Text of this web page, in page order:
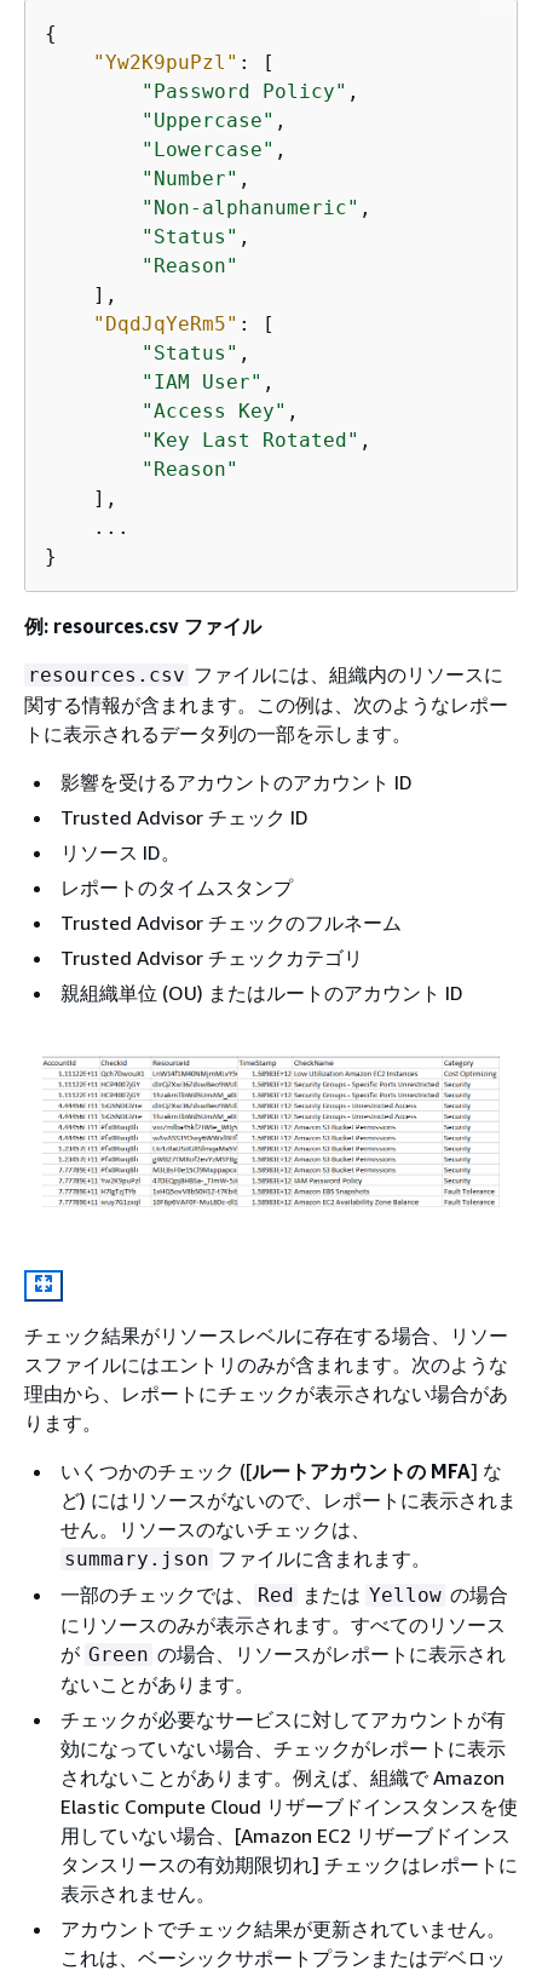
{
"Yw2K9puPzl" : [
"Password Policy" ,
"Uppercase" ,
"Lowercase" ,
"Number" ,
"Non-alphanumeric" ,
"Status" ,
"Reason"
    ],
"DqdJqYeRm5" : [
"Status" ,
"IAM User" ,
"Access Key" ,
"Key Last Rotated" ,
"Reason"
    ],
    ...
}
例: resources.csv ファイル
resources.csv ファイルには、組織内のリソースに
関する情報が含まれます。この例は、次のようなレポー
トに表示されるデータ列の一部を示します。
影響を受けるアカウントのアカウント ID
Trusted Advisor チェック ID
リソース ID。
レポートのタイムスタンプ
Trusted Advisor チェックのフルネーム
Trusted Advisor チェックカテゴリ
親組織単位 (OU) またはルートのアカウント ID
チェック結果がリソースレベルに存在する場合、リソー
スファイルにはエントリのみが含まれます。次のような
理由から、レポートにチェックが表示されない場合があ
ります。
いくつかのチェック ([ルートアカウントの MFA] な
ど) にはリソースがないので、レポートに表示されま
せん。リソースのないチェックは、
summary.json ファイルに含まれます。
一部のチェックでは、
Red または Yellow の場合
にリソースのみが表示されます。すべてのリソース
が Green の場合、リソースがレポートに表示され
ないことがあります。
チェックが必要なサービスに対してアカウントが有
効になっていない場合、チェックがレポートに表示
されないことがあります。例えば、組織で Amazon
Elastic Compute Cloud リザーブドインスタンスを使
用していない場合、[Amazon EC2 リザーブドインス
タンスリースの有効期限切れ] チェックはレポートに
表示されません。
アカウントでチェック結果が更新されていません。
これは、ベーシックサポートプランまたはデベロッ